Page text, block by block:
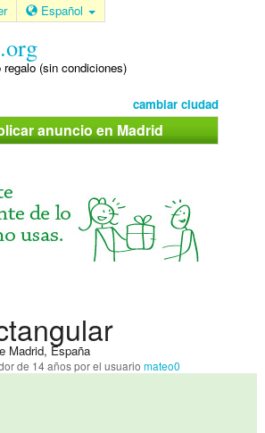
Español
(sin condiciones)
cambiar ciudad
anuncio en Madrid
Madrid, España
de 14 añospor el usuario mateo0